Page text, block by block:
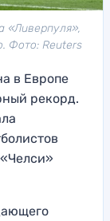
«Ливерпуля»,
Фото: Reuters
в Европе
рекорд.